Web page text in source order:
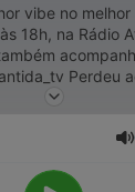
vibe no
18h, na Rádio
Perdeu
Spotify para
momento
e acompanhar